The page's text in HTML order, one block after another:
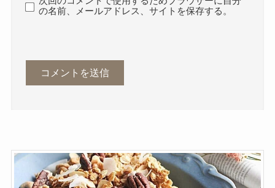
の名前、メールアドレス、サイトを保存する。